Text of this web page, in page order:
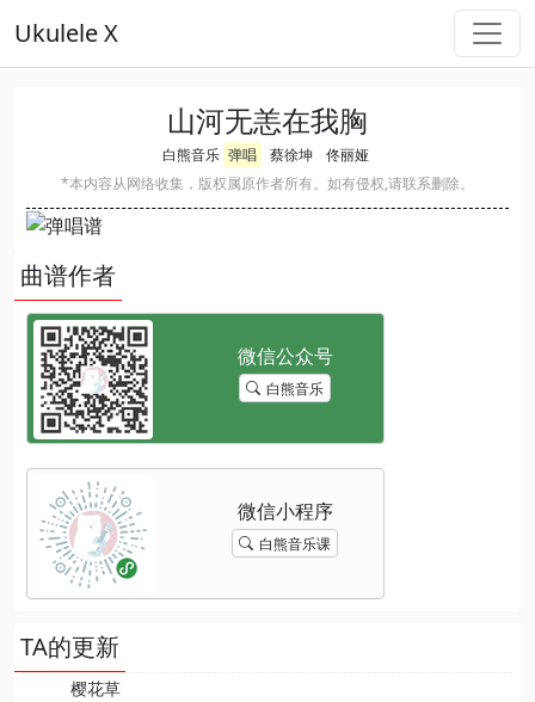
Ukulele X
山河无恙在我胸
白熊音乐 弹唱 蔡徐坤
佟丽娅
*本内容从网络收集，版权属原作者所有。如有侵权,请联系删除。
曲谱作者
白熊音乐
白熊音乐课
TA的更新
樱花草